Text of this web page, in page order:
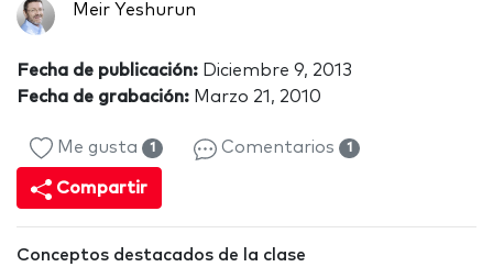
Meir Yeshurun
Fecha de publicación: Diciembre 9, 2013
Fecha de grabación: Marzo 21, 2010
Me gusta 1 Comentarios 1
Compartir
Conceptos destacados de la clase